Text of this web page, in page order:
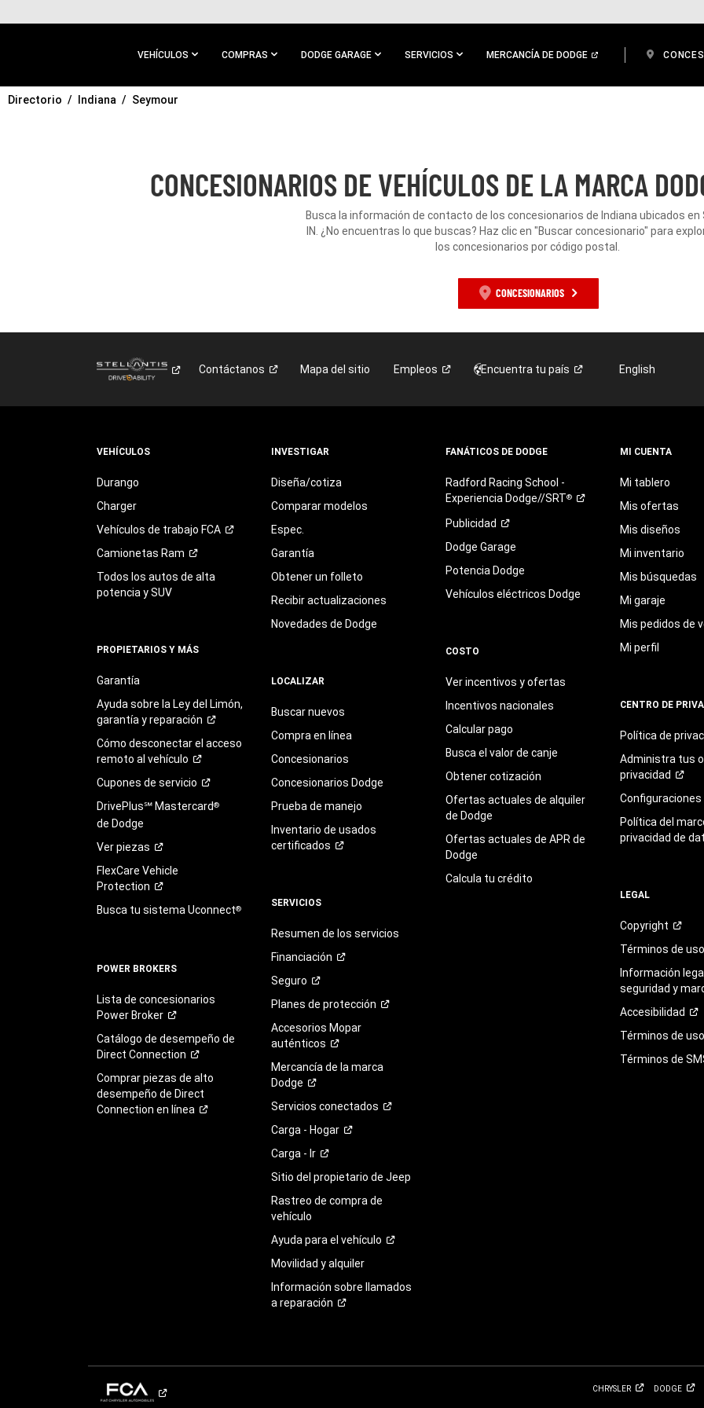
CONTENIDO
VEHÍCULOS COMPRAS DODGE GARAGE SERVICIOS MERCANCÍA DE DODGE
IR A
Directorio Indiana Seymour
CONCESIONARIOS DE VEHÍCULOS DE LA MARCA
Busca la información de contacto de los concesionarios de Indiana ubicados en
IN. ¿No encuentras lo que buscas? Haz clic en "Buscar concesionario" para
los concesionarios por código postal.
CONCESIONARIOS
Contáctanos Mapa del sitio Empleos Encuentra tu país English
VEHÍCULOS
Durango
Charger
Vehículos de trabajo FCA
Camionetas Ram
Todos los autos de alta
potencia y SUV
PROPIETARIOS Y MÁS
Garantía
Ayuda sobre la Ley del Limón,
garantía yreparación
Cómo desconectar el acceso
remoto al vehículo
Cupones de servicio
DrivePlus℠ Mastercard®
de Dodge
Verpiezas
FlexCare Vehicle
Protection
Busca tu sistema Uconnect®
POWER BROKERS
Lista de concesionarios
Power Broker
Catálogo de desempeño de
Direct Connection
Comprar piezas de alto
desempeño de Direct
Connection en línea
INVESTIGAR
Diseña/cotiza
Comparar modelos
Espec.
Garantía
Obtener un folleto
Recibir actualizaciones
Novedades de Dodge
LOCALIZAR
Buscar nuevos
Compra en línea
Concesionarios
Concesionarios Dodge
Prueba de manejo
Inventario de usados
certificados
SERVICIOS
Resumen de los servicios
Financiación
Seguro
Planes de protección
Accesorios Mopar
auténticos
Mercancía de la marca
Dodge
Servicios conectados
Carga - Hogar
Carga - Ir
Sitio del propietario de Jeep
Rastreo de compra de
vehículo
Ayuda para el vehículo
Movilidad y alquiler
Información sobre llamados
a reparación
FANÁTICOS DE DODGE
Radford Racing School -
Experiencia Dodge//SRT®
Publicidad
Dodge Garage
Potencia Dodge
Vehículos eléctricos Dodge
COSTO
Ver incentivos y ofertas
Incentivos nacionales
Calcular pago
Busca el valor de canje
Obtener cotización
Ofertas actuales de alquiler
de Dodge
Ofertas actuales de APR de
Dodge
Calcula tu crédito
MI CUENTA
Mi tablero
Mis ofertas
Mis diseños
Mi inventario
Mis búsquedas
Mi garaje
Mis pedidos de
Mi perfil
CENTRO DE
Política de
Administra tus
privacidad
Configuraciones
Política del
privacidad de
LEGAL
Copyright
Términos deuso
Información
seguridad y
Accesibilidad
Términos de
Términos de
CHRYSLER DODGE